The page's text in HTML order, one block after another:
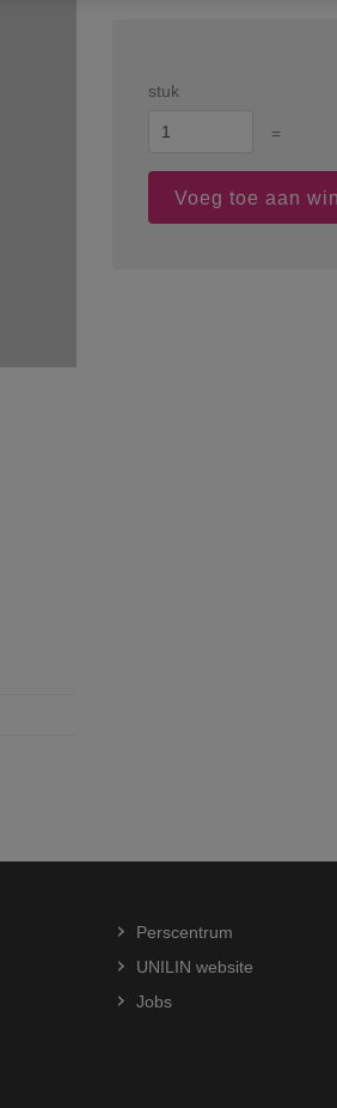
stuk
=
Voeg toe aan
Perscentrum
UNILIN website
Jobs